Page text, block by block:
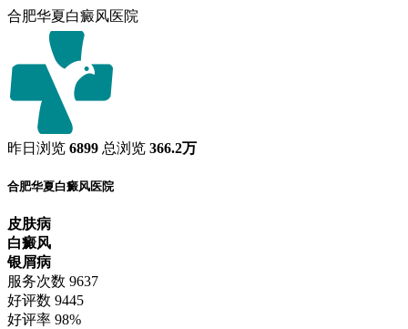
合肥华夏白癜风医院
昨日浏览 6899 总浏览 366.2万
合肥华夏白癜风医院
皮肤病
白癜风
银屑病
服务次数 9637
好评数 9445
好评率 98%